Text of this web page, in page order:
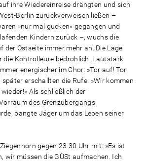
ihre Wiedereinreise drängten und sich
Berlin zurückverweisen ließen –
»nur mal gucken« gegangen und
Kindern zurück –, wuchs die
der Ostseite immer mehr an. Die Lage
die Kontrolleure bedrohlich. Lautstark
energischer im Chor: »Tor auf! Tor
erschallten die Rufe: »Wir kommen
Als schließlich der
des Grenzübergangs
bangte Jäger um das Leben seiner
gegen 23.30 Uhr mit: »Es ist
wir müssen die GÜSt aufmachen. Ich